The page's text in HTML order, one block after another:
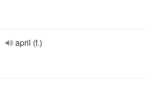
april (f.)